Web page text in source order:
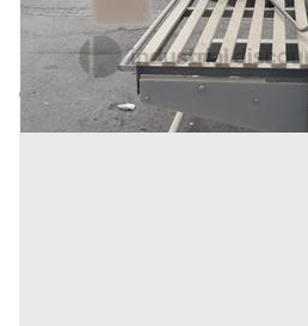
Inserito il: 28/01/2026
Altamura (Bari)
Annuncio scaduto
Codice annuncio:510461297